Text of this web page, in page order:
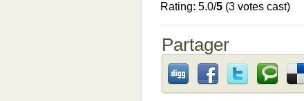
Rating: 5.0/5(3 votes cast)
Partager